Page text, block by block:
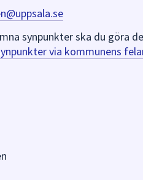
synpunkter ska du göra
via kommunens